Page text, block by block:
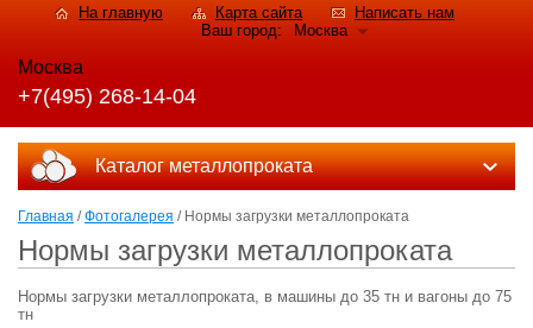
На главную Карта сайта
Написать нам
Ваш город:
Москва
Москва
+7(495) 268-14-04
Каталог металлопроката
Главная /Фотогалерея / Нормы загрузки металлопроката
Нормы загрузки металлопроката
Нормы загрузки металлопроката, в машины до 35 тн и вагоны до 75
тн